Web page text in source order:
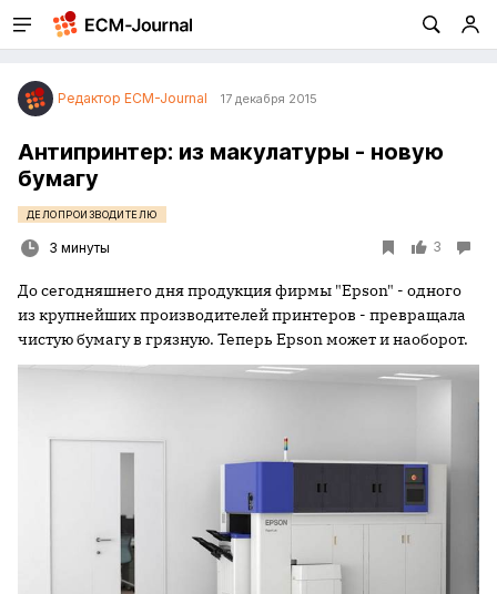
Редактор ECM-Journal 17 декабря 2015
Антипринтер: из макулатуры - новую
бумагу
ДЕЛОПРОИЗВОДИТЕЛЮ
3 минуты 3
До сегодняшнего дня продукция фирмы "Epson" - одного
из крупнейших производителей принтеров - превращала
чистую бумагу в грязную. Теперь Epson может и наоборот.